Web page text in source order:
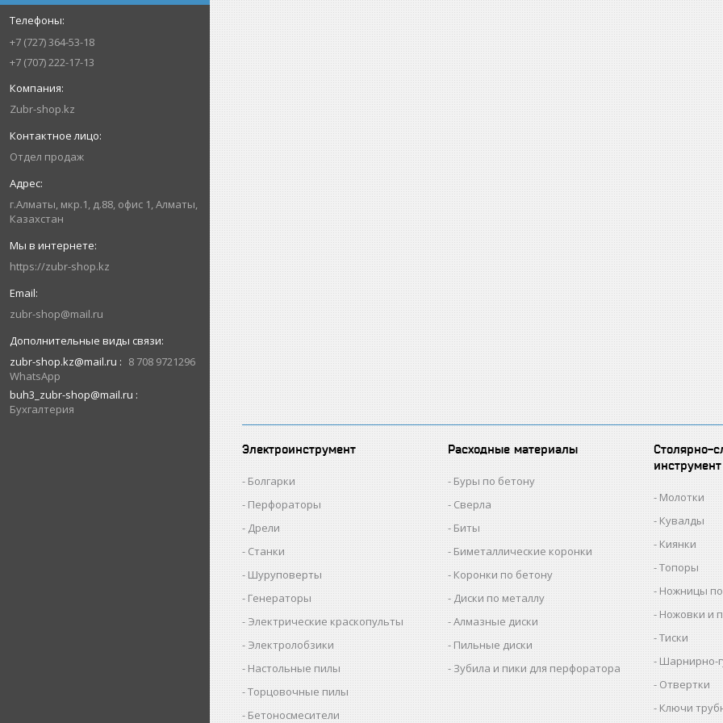
+7 (727) 364-53-18
+7 (707) 222-17-13
Zubr-shop.kz
Отдел продаж
г.Алматы, мкр.1, д.88, офис 1, Алматы,
Казахстан
https://zubr-shop.kz
zubr-shop@mail.ru
zubr-shop.kz@mail.ru
8 708 9721296
WhatsApp
buh3_zubr-shop@mail.ru
Бухгалтерия
Электроинструмент
Болгарки
Перфораторы
Дрели
Станки
Шуруповерты
Генераторы
Электрические краскопульты
Электролобзики
Настольные пилы
Торцовочные пилы
Бетоносмесители
Расходные материалы
Буры по бетону
Сверла
Биты
Биметаллические коронки
Коронки по бетону
Диски по металлу
Алмазные диски
Пильные диски
Зубила и пики для перфоратора
Столярно-
инструмент
Молотки
Кувалды
Киянки
Топоры
Ножницы
Ножовки и
Тиски
Шарнирно-
Отвертки
Ключи